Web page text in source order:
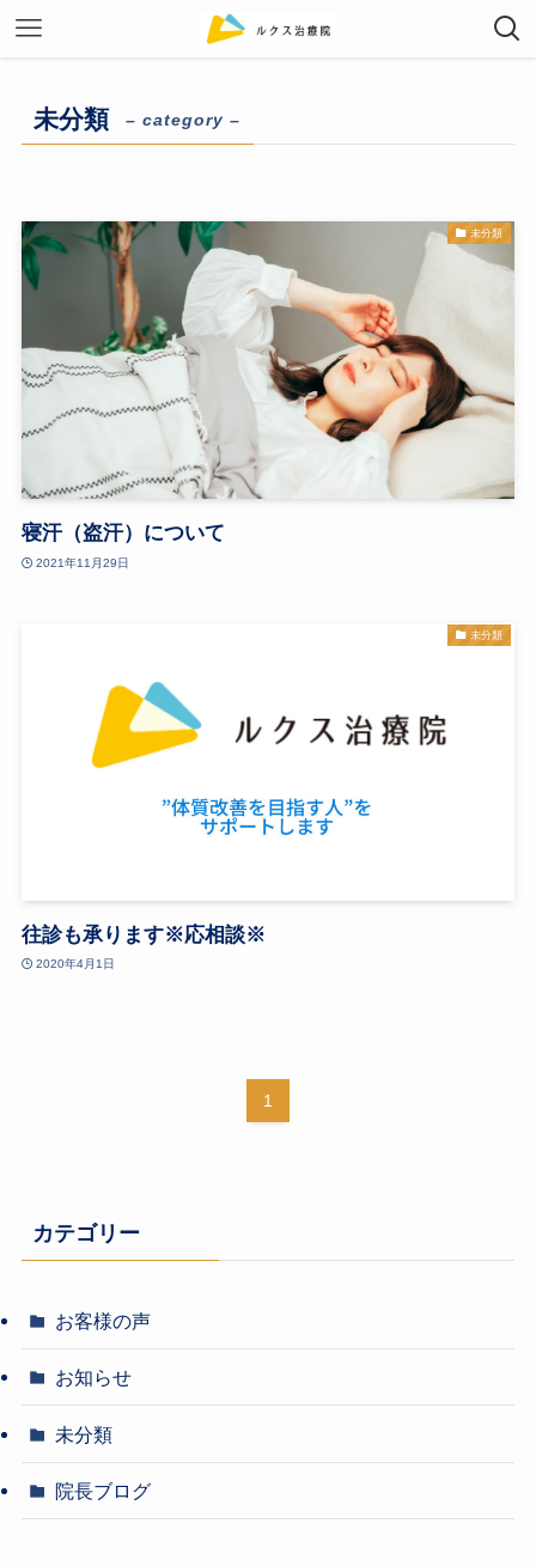
未分類 – category –
未分類
寝汗（盗汗）について
2021年11月29日
未分類
往診も承ります※応相談※
2020年4月1日
1
カテゴリー
お客様の声
お知らせ
未分類
院長ブログ